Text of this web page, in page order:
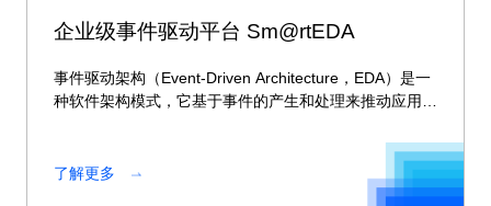
企业级事件驱动平台 Sm@rtEDA
事件驱动架构（Event-Driven Architecture，EDA）是一
种软件架构模式，它基于事件的产生和处理来推动应用程
架构落地支撑平台，实现事件开发、事件发布和运行监控
等事件管控和治理能力
了解更多